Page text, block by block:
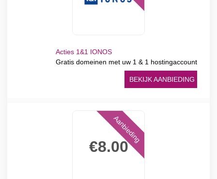
Acties 1&1 IONOS
Gratis domeinen met uw 1 & 1 hostingaccount
BEKIJK AANBIEDING
€8.00
Aanbieding